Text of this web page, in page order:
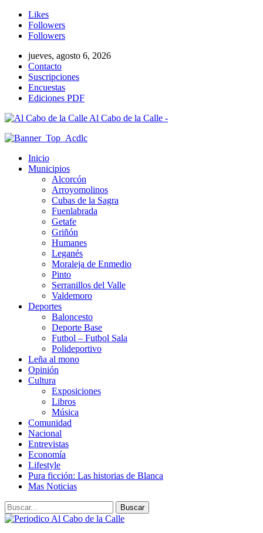
Likes
Followers
Followers
jueves, agosto 6, 2026
Contacto
Suscripciones
Encuestas
Ediciones PDF
Al Cabo de la Calle -
Inicio
Municipios
Alcorcón
Arroyomolinos
Cubas de la Sagra
Fuenlabrada
Getafe
Griñón
Humanes
Leganés
Moraleja de Enmedio
Pinto
Serranillos del Valle
Valdemoro
Deportes
Baloncesto
Deporte Base
Futbol – Futbol Sala
Polideportivo
Leña al mono
Opinión
Cultura
Exposiciones
Libros
Música
Comunidad
Nacional
Entrevistas
Economía
Lifestyle
Pura ficción: Las historias de Blanca
Mas Noticias